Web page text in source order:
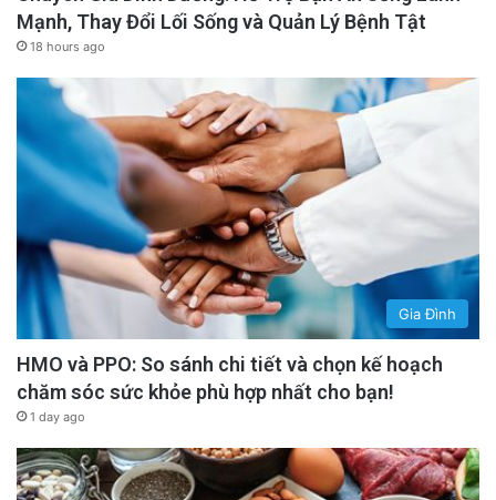
Mạnh, Thay Đổi Lối Sống và Quản Lý Bệnh Tật
18 hours ago
Gia Đình
HMO và PPO: So sánh chi tiết và chọn kế hoạch
chăm sóc sức khỏe phù hợp nhất cho bạn!
1 day ago